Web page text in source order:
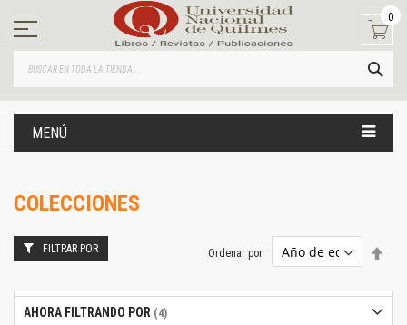
contenido
0
MENÚ
COLECCIONES
Ordenar por
FILTRAR POR
AHORA FILTRANDO POR